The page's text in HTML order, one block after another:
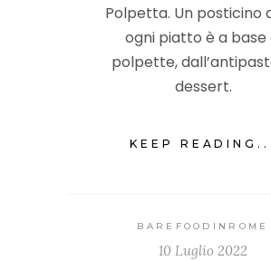
Polpetta. Un posticino
ogni piatto è a base
polpette,
dessert.
KEEP READING...
BAREFOODINROME
10 Luglio 2022